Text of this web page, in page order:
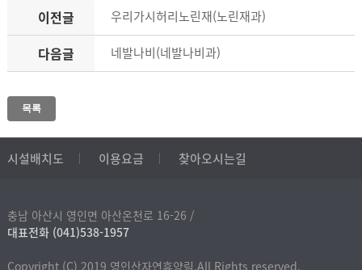
이전글 우리가시허리노린재(노린재과)
다음글 네발나비(네발나비과)
목록
시설배치도 이용요금 찾아오시는길
충남 아산시 영인면 아산온천로 16-26 /
대표전화 (041)538-1957
Copyright (C) 2019 영인산자연휴양림.All Rights reserved.